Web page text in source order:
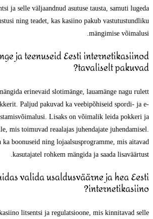
ja selle väljaandnud asutuse tausta, samuti lugeda
ning teadet, kas kasiino pakub vastutustundliku
mängimise võimalusi.
ja teenuseid Eesti internetikasiinod
tavaliselt pakuvad?
erinevaid slotimänge, lauamänge nagu rulett
Paljud pakuvad ka veebipõhiseid spordi- ja e-
Lisaks on võimalik leida pokkeri ja
mis toimuvad reaalajas juhendajate juhendamisel.
boonuseid ning lojaalsusprogramme, mis aitavad
kasutajatel rohkem mängida ja saada lisaväärtust.
valida usaldusväärne ja hea Eesti
internetikasiino?
litsentsi ja regulatsioone, mis kinnitavad selle